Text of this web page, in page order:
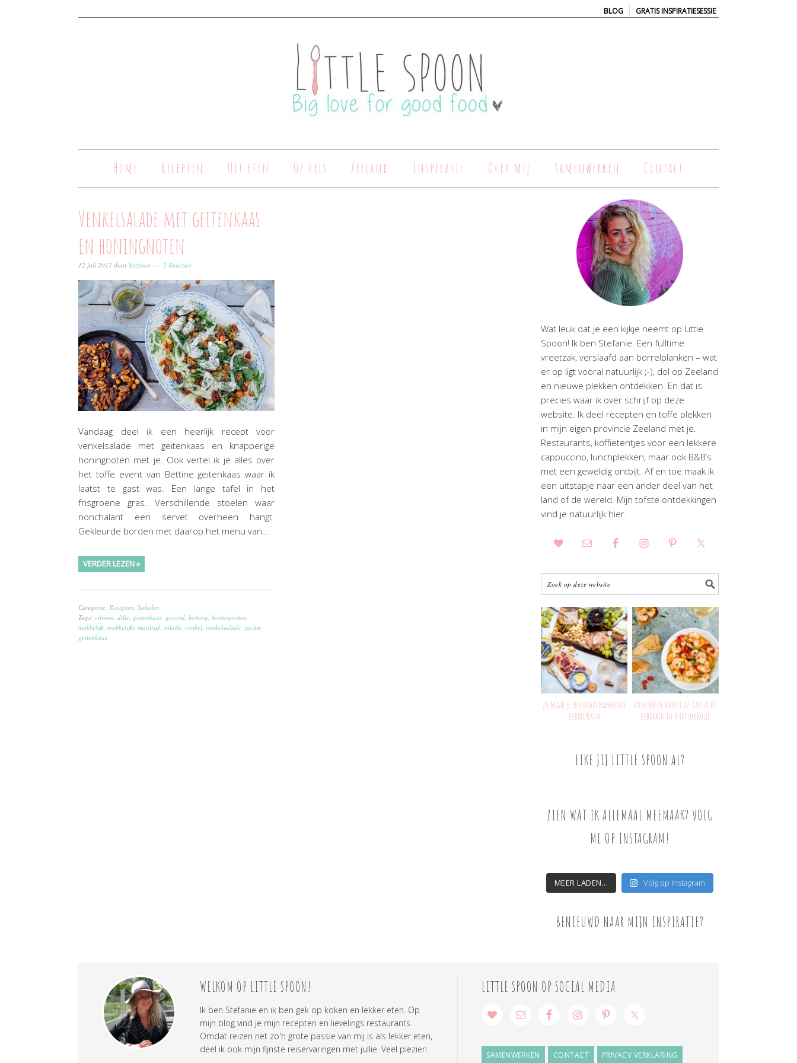
BLOG | GRATIS INSPIRATIESESSIE
Home Recepten Uit eten Op reis Zeeland Inspiratie Over mij Samenwerken Contact
Venkelsalade met geitenkaas
en honingnoten
12 juli 2017 doorStefanie 2 Reacties
Vandaag deel ik een heerlijk recept voor
venkelsalade met geitenkaas en knapperige
honingnoten met je. Ook vertel ik je alles over
het toffe event van Bettine geitenkaas waar ik
laatst te gast was. Een lange tafel in het
frisgroene gras. Verschillende stoelen waar
nonchalant een servet overheen hangt.
Gekleurde borden met daarop het menu van…
VERDER LEZEN »
Categorie: Recepten Salades
Tags: citroen dille geitenkaas gezond honing honingnoten
makkelijk makkelijke maaltijd salade venkel venkelsalade zachte
geitenkaas
Wat leuk dat je een kijkje neemt op Little
Spoon! Ik ben Stefanie. Een fulltime
vreetzak, verslaafd aan borrelplanken – wat
er op ligt vooral natuurlijk ;-), dol op Zeeland
en nieuwe plekken ontdekken. En dat is
precies waar ik over schrijf op deze
website. Ik deel recepten en toffe plekken
in mijn eigen provincie Zeeland met je.
Restaurants, koffietentjes voor een lekkere
cappuccino, lunchplekken, maar ook B&B’s
met een geweldig ontbijt. Af en toe maak ik
een uitstapje naar een ander deel van het
land of de wereld. Mijn tofste ontdekkingen
vind je natuurlijk hier.
Zo maak je een indrukwekkende
borrelplank
Voor bij de borrel // Garnalen
gebakken in knoflookolie
LIKE JIJ LITTLE SPOON AL?
ZIEN WAT IK ALLEMAAL MEEMAAK? VOLG
ME OP INSTAGRAM!
MEER LADEN... Volg op Instagram
BENIEUWD NAAR MIJN INSPIRATIE?
WELKOM OP LITTLE SPOON!
Ik ben Stefanie en ik ben gek op koken en lekker eten. Op
mijn blog vind je mijn recepten en lievelings restaurants.
Omdat reizen net zo'n grote passie van mij is als lekker eten,
deel ik ook mijn fijnste reiservaringen met jullie. Veel plezier!
LITTLE SPOON OP SOCIAL MEDIA
SAMENWERKEN CONTACT PRIVACY VERKLARING